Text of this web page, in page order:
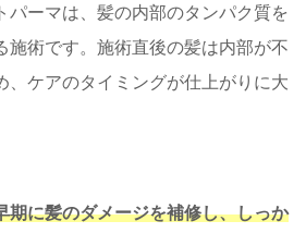
パーマは、髪の内部のタンパク質を
施術です。施術直後の髪は内部が不
、ケアのタイミングが仕上がりに大
期に髪のダメージを補修し、しっか